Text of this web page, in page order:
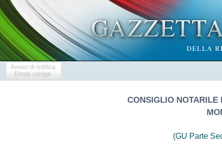
Avviso di rettifica
Errata corrige
CONSIGLIO NOTARILE
(GU Parte